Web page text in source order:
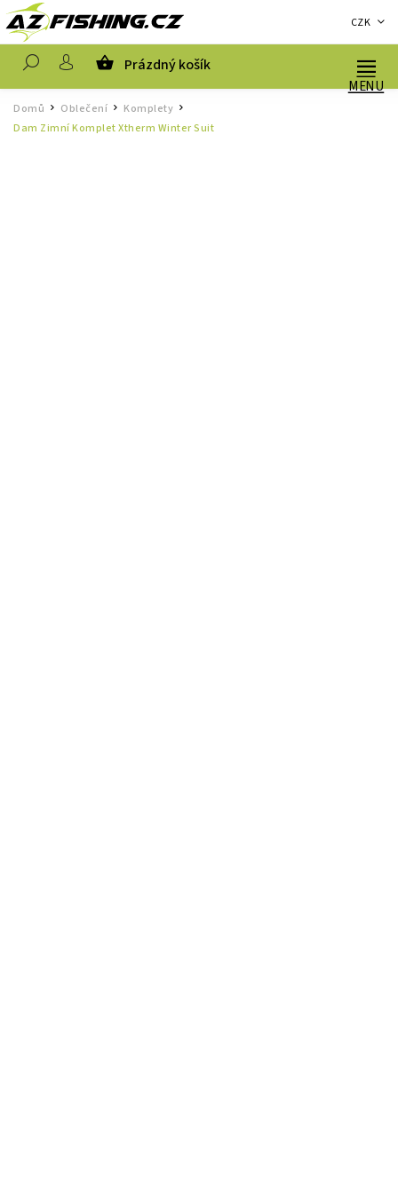
CZK
Prázdný košík
Domů / Oblečení / Komplety /
Dam Zimní Komplet Xtherm Winter Suit